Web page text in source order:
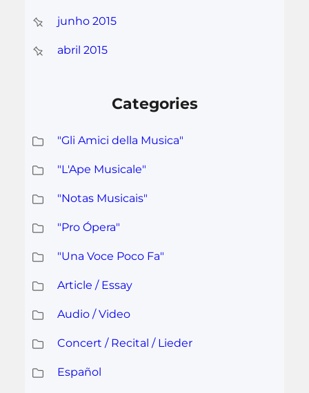
junho 2015
abril 2015
Categories
"Gli Amici della Musica"
"L'Ape Musicale"
"Notas Musicais"
"Pro Ópera"
"Una Voce Poco Fa"
Article / Essay
Audio / Video
Concert / Recital / Lieder
Español